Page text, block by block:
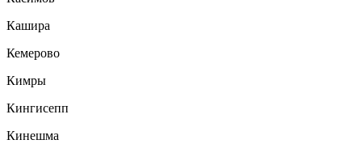
Кашира
Кемерово
Кимры
Кингисепп
Кинешма